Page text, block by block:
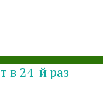
в 24-й раз